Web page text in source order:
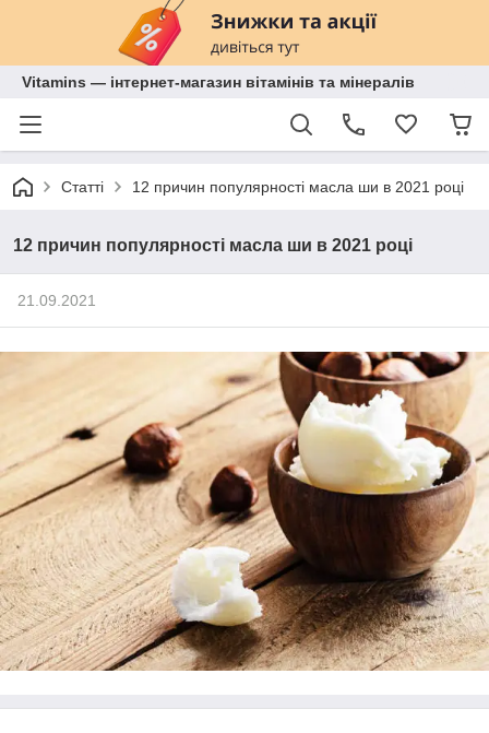
Vitamins — інтернет-магазин вітамінів та мінералів
Статті 12 причин популярності масла ши в 2021 році
12 причин популярності масла ши в 2021 році
21.09.2021